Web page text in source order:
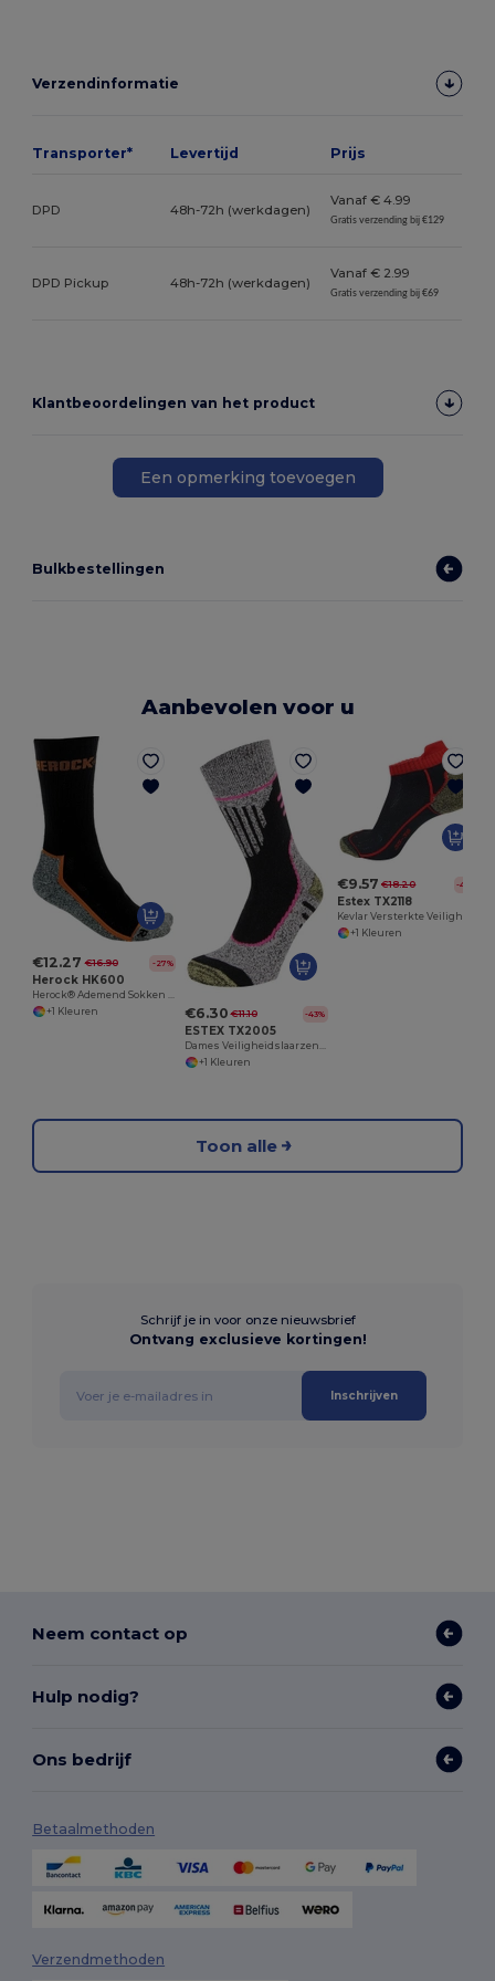
Verzendinformatie
Transporter* Levertijd Prijs
DPD 48h-72h (werkdagen)
Vanaf € 4.99
Gratis verzending bij €129
DPD Pickup 48h-72h (werkdagen)
Vanaf € 2.99
Gratis verzending bij €69
Klantbeoordelingen van het product
Een opmerking toevoegen
Bulkbestellingen
Aanbevolen voor u
€12.27 €16.90 -27%
Herock HK600
Herock® Ademend Sokken Comfort Plus
+1 Kleuren
€6.30 €11.10 -43%
ESTEX TX2005
Dames Veiligheidslaarzen Kevlar Versterkt
+1 Kleuren
€9.57 €18.20 -47%
Estex TX2118
+1 Kleuren
Toon alle
Schrijf je in voor onze nieuwsbrief
Ontvang exclusieve kortingen!
Inschrijven
Neem contact op
Hulp nodig?
Ons bedrijf
Betaalmethoden
Verzendmethoden